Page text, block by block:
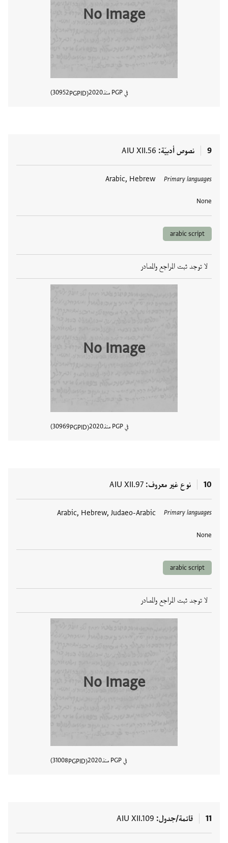
No Image
في PGP منذ 2020
PGPID
30952
9 نصوص أدبيّة AIU XII.56
Primary languages
Arabic, Hebrew
None
العلامات
arabic script
لا توجد ثبت المراجع والمصادر
No Image
في PGP منذ 2020
PGPID
30969
10 نوع غير معروف AIU XII.97
Primary languages
Arabic, Hebrew, Judaeo-Arabic
None
العلامات
arabic script
لا توجد ثبت المراجع والمصادر
No Image
في PGP منذ 2020
PGPID
31008
11 قائمة/جدول AIU XII.109